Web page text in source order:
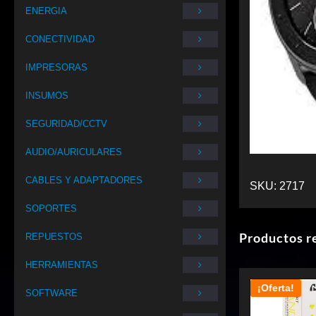
ENERGIA
CONECTIVIDAD
IMPRESORAS
INSUMOS
SEGURIDAD/CCTV
AUDIO/AURICULARES
CABLES Y ADAPTADORES
SOPORTES
REPUESTOS
HERRAMIENTAS
SOFTWARE
SKU: 2717
Productos
¡Oferta!